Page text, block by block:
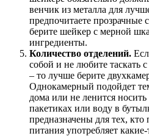
венчик из металла для
предпочитаете прозрачные
берите шейкер с мерной
ингредиенты.
Количество отделений.
собой и не любите таскать
– то лучше берите
Однокамерный подойдет
дома или не ленится
пакетиках или воду в
предназначены для тех,
питания употребляет